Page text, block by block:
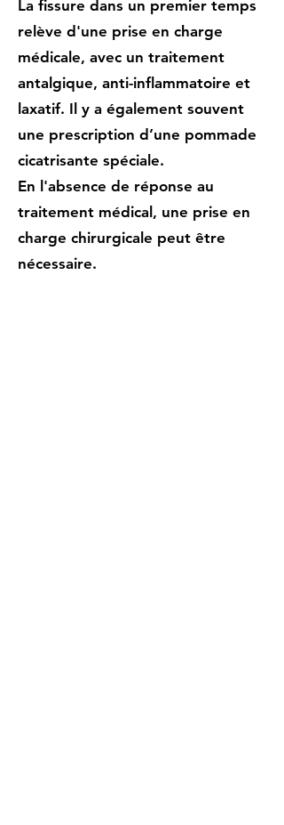
​La fissure dans un premier temps
relève d'une prise en charge
médicale, avec un traitement
antalgique, anti-inflammatoire et
laxatif. Il y a également souvent
une prescription d’une pommade
cicatrisante spéciale.
​En l'absence de réponse au
traitement médical, une prise en
charge chirurgicale peut être
nécessaire.